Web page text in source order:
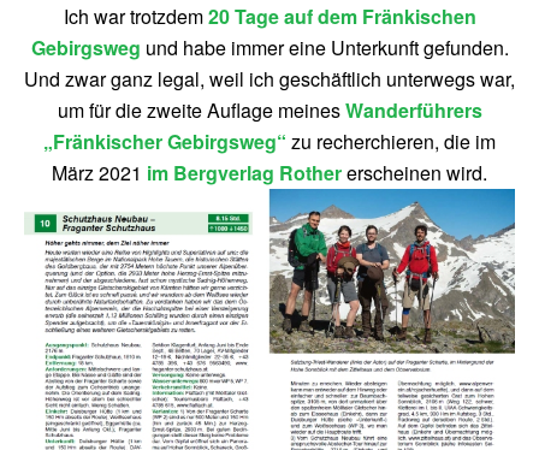
Ich war trotzdem20 Tage auf dem Fränkischen
Gebirgsweg und habe immer eine Unterkunft gefunden.
Und zwar ganz legal, weil ich geschäftlich unterwegs war,
um für die zweite Auflage meinesWanderführers
„Fränkischer Gebirgsweg“ zu recherchieren, die im
März 2021 im Bergverlag Rothererscheinen wird.